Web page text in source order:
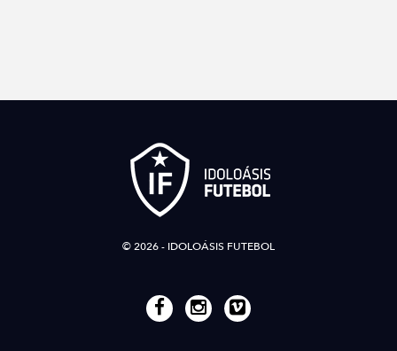
© 2026 - IDOLOÁSIS FUTEBOL